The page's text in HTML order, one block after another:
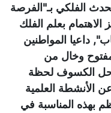
الفلكي بـ"الفرصة
الاهتمام بعلم الفلك
داعيا المواطنين
مفتوح وخال من
الكسوف لحظة
العلمية
بهذه المناسبة في